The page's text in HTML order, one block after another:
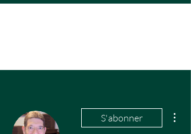
S'abonner